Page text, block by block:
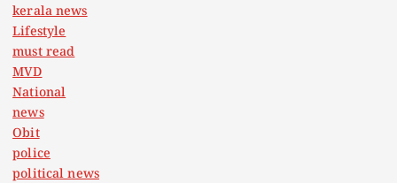
kerala news
Lifestyle
must read
MVD
National
news
Obit
police
political news